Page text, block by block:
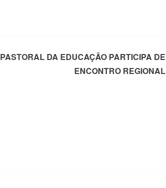
PASTORAL DA EDUCAÇÃO PARTICIPA DE
ENCONTRO REGIONAL